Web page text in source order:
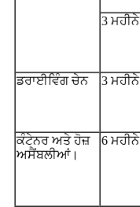
3 ਮਹੀਨੇ
ਡਰਾਈਵਿੰਗ ਚੇਨ 3 ਮਹੀਨੇ
ਕੰਟੇਨਰ ਅਤੇ ਹੋਜ਼
ਅਸੈਂਬਲੀਆਂ।
6 ਮਹੀਨੇ